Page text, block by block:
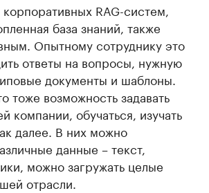
RAG-систем,
база знаний, также
Опытному сотруднику это
ответы на вопросы, нужную
документы и шаблоны.
тоже возможность задавать
компании, обучаться, изучать
далее. В них можно
данные – текст,
можно загружать целые
отрасли.